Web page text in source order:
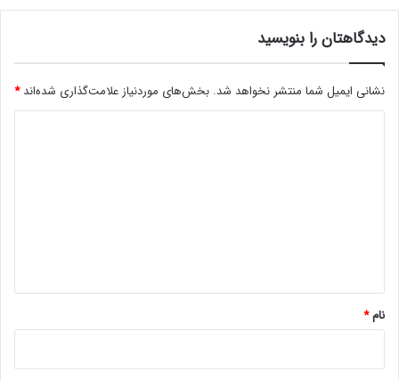
دیدگاهتان را بنویسید
نشانی ایمیل شما منتشر نخواهد شد. بخش‌های موردنیاز علامت‌گذاری شده‌اند*
نام*